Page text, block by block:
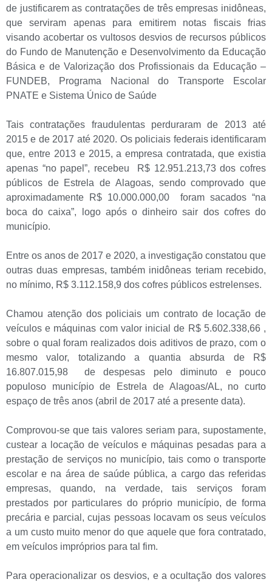
de justificarem as contratações de três empresas inidôneas,
que serviram apenas para emitirem notas fiscais frias
visando acobertar os vultosos desvios de recursos públicos
do Fundo de Manutenção e Desenvolvimento da Educação
Básica e de Valorização dos Profissionais da Educação –
FUNDEB, Programa Nacional do Transporte Escolar
PNATE e Sistema Único de Saúde
Tais contratações fraudulentas perduraram de 2013 até
2015 e de 2017 até 2020. Os policiais federais identificaram
que, entre 2013 e 2015, a empresa contratada, que existia
apenas “no papel”, recebeu R$ 12.951.213,73 dos cofres
públicos de Estrela de Alagoas, sendo comprovado que
aproximadamente R$ 10.000.000,00 foram sacados “na
boca do caixa”, logo após o dinheiro sair dos cofres do
município.
Entre os anos de 2017 e 2020, a investigação constatou que
outras duas empresas, também inidôneas teriam recebido,
no mínimo, R$ 3.112.158,9 dos cofres públicos estrelenses.
Chamou atenção dos policiais um contrato de locação de
veículos e máquinas com valor inicial de R$ 5.602.338,66 ,
sobre o qual foram realizados dois aditivos de prazo, com o
mesmo valor, totalizando a quantia absurda de R$
16.807.015,98 de despesas pelo diminuto e pouco
populoso município de Estrela de Alagoas/AL, no curto
espaço de três anos (abril de 2017 até a presente data).
Comprovou-se que tais valores seriam para, supostamente,
custear a locação de veículos e máquinas pesadas para a
prestação de serviços no município, tais como o transporte
escolar e na área de saúde pública, a cargo das referidas
empresas, quando, na verdade, tais serviços foram
prestados por particulares do próprio município, de forma
precária e parcial, cujas pessoas locavam os seus veículos
a um custo muito menor do que aquele que fora contratado,
em veículos impróprios para tal fim.
Para operacionalizar os desvios, e a ocultação dos valores